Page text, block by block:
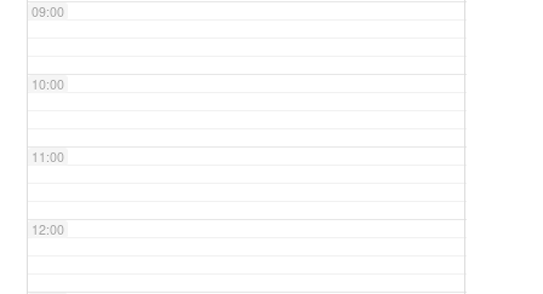
09:00
10:00
11:00
12:00